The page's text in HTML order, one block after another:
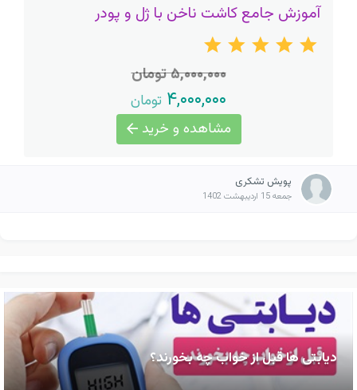
آموزش جامع کاشت ناخن با ژل و پودر
۵,۰۰۰,۰۰۰ تومان
۴,۰۰۰,۰۰۰ تومان
مشاهده و خرید
پویش تشکری
جمعه 15 اردیبهشت 1402
دیابتی ها قبل از خواب چه بخورند؟